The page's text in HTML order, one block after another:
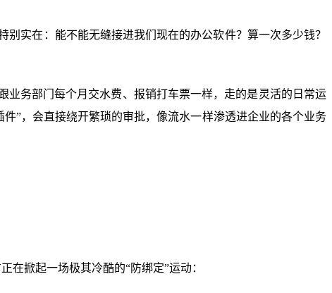
实在：能不能无缝接进我们现在的办公软件？算一次多少钱？
务部门每个月交水费、报销打车票一样，走的是灵活的日常运
”，会直接绕开繁琐的审批，像流水一样渗透进企业的各个业务
在掀起一场极其冷酷的“防绑定”运动：